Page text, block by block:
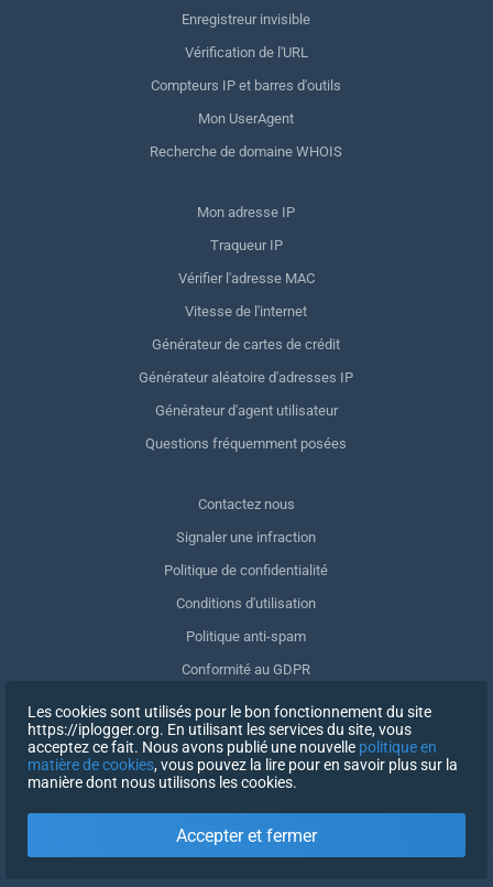
Enregistreur invisible
Vérification de l'URL
Compteurs IP et barres d'outils
Mon UserAgent
Recherche de domaine WHOIS
Mon adresse IP
Traqueur IP
Vérifier l'adresse MAC
Vitesse de l'internet
Générateur de cartes de crédit
Générateur aléatoire d'adresses IP
Générateur d'agent utilisateur
Questions fréquemment posées
Contactez nous
Signaler une infraction
Politique de confidentialité
Conditions d'utilisation
Politique anti-spam
Conformité au GDPR
Supprimer mes données
Retrait du consentement
SE CONNECTER
Les cookies sont utilisés pour le bon fonctionnement du site
https://iplogger.org. En utilisant les services du site, vous
acceptez ce fait. Nous avons publié une nouvelle politique en
matière de cookies, vous pouvez la lire pour en savoir plus sur la
manière dont nous utilisons les cookies.
Accepter et fermer